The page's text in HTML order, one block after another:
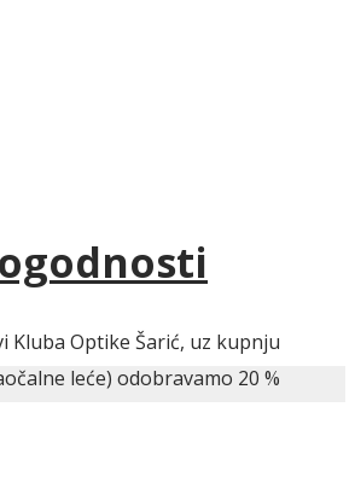
Kluba Optike Šarić, uz kupnju
leće) odobravamo 20 %